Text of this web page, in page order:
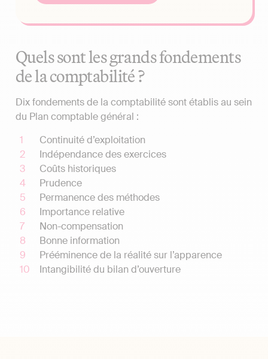
Quels sont les grands fondements
de la comptabilité ?
Dix fondements de la comptabilité sont établis au sein
du Plan comptable général :
Continuité d’exploitation
Indépendance des exercices
Coûts historiques
Prudence
Permanence des méthodes
Importance relative
Non-compensation
Bonne information
Prééminence de la réalité sur l’apparence
Intangibilité du bilan d’ouverture